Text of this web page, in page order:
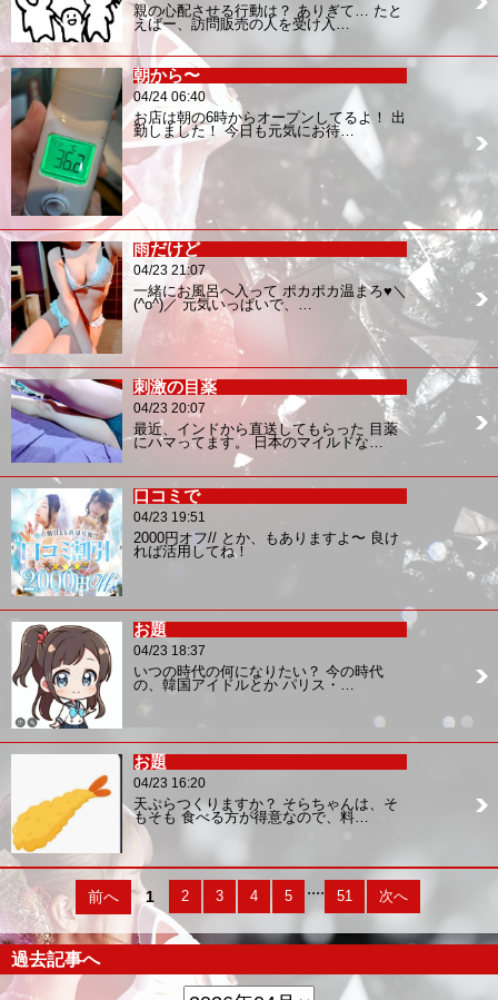
親の心配させる行動は？ ありぎて… たと
えばー、訪問販売の人を受け入…
朝から〜
04/24 06:40
お店は朝の6時からオープンしてるよ！ 出
勤しました！ 今日も元気にお待…
雨だけど
04/23 21:07
一緒にお風呂へ入って ポカポカ温まろ♥＼
(^o^)／ 元気いっぱいで、…
刺激の目薬
04/23 20:07
最近、インドから直送してもらった 目薬
にハマってます。 日本のマイルドな…
口コミで
04/23 19:51
2000円オフ// とか、もありますよ〜 良け
れば活用してね！
お題
04/23 18:37
いつの時代の何になりたい？ 今の時代
の、韓国アイドルとか パリス・…
お題
04/23 16:20
天ぷらつくりますか？ そらちゃんは、そ
もそも 食べる方が得意なので、料…
前へ 1 2 3 4 5 .... 51 次へ
過去記事へ